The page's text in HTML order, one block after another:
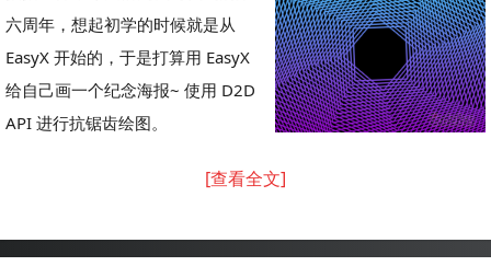
六周年，想起初学的时候就是从
EasyX 开始的，于是打算用 EasyX
给自己画一个纪念海报~ 使用 D2D
API 进行抗锯齿绘图。
[查看全文]